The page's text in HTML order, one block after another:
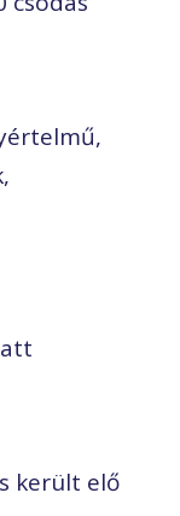
került elő